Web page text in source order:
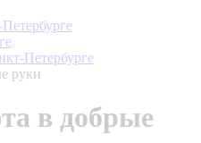
Петербурге
руки
в добрые